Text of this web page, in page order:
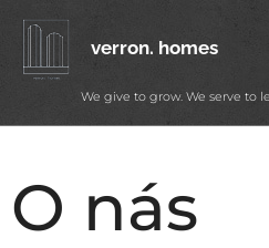
verron. homes
We give to grow. We serve to
O nás